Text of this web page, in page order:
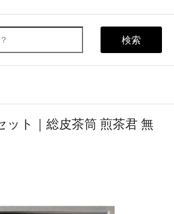
検索
ット｜総皮茶筒 煎茶君 無